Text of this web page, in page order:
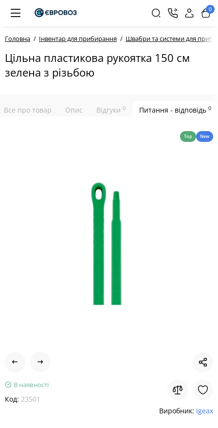
0
Головна Інвентар для прибирання Швабри та системи для
Цільна пластикова рукоятка 150 см
зелена з різьбою
Все про товар Опис Відгуки 0 Питання - відповідь 0
Top New
В наявності
Код: 23501
Виробник: Igeax